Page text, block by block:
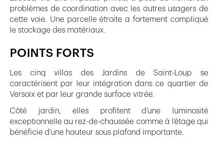
problèmes de coordination avec les autres usagers de
cette voie. Une parcelle étroite a fortement compliqué
le stockage des matériaux.
POINTS FORTS
Les cinq villas des Jardins de Saint-Loup se
caractérisent par leur intégration dans ce quartier de
Versoix et par leur grande surface vitrée.
Côté jardin, elles profitent d’une luminosité
exceptionnelle au rez-de-chaussée comme à l’étage qui
bénéficie d’une hauteur sous plafond importante.